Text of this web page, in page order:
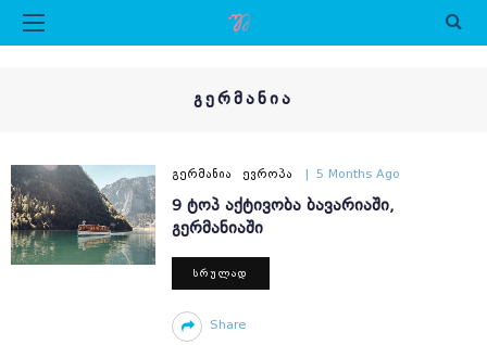
ᲒᲔᲠᲛᲐᲜᲘᲐ
ᲒᲔᲠᲛᲐᲜᲘᲐ ᲔᲕᲠᲝᲞᲐ 5 Months Ago
9 ᲢᲝᲞ ᲐᲥᲢᲘᲕᲝᲑᲐ ᲑᲐᲕᲐᲠᲘᲐᲨᲘ,
ᲒᲔᲠᲛᲐᲜᲘᲐᲨᲘ
ᲡᲠᲣᲚᲐᲓ
Share